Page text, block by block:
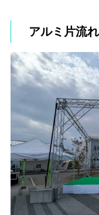
アルミ片流